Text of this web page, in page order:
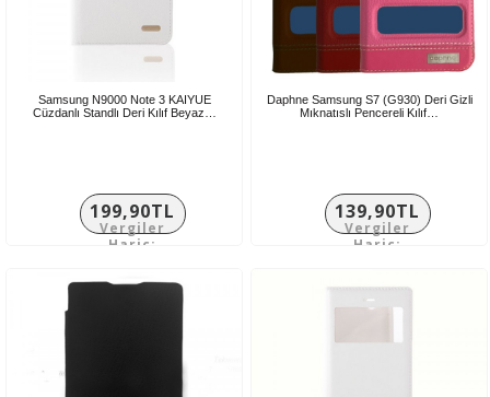
Samsung N9000 Note 3 KAIYUE
Cüzdanlı Standlı Deri Kılıf Beyaz…
199,90TL
Vergiler
Hariç:
Daphne Samsung S7 (G930) Deri Gizli
Mıknatıslı Pencereli Kılıf…
139,90TL
Vergiler
Hariç: